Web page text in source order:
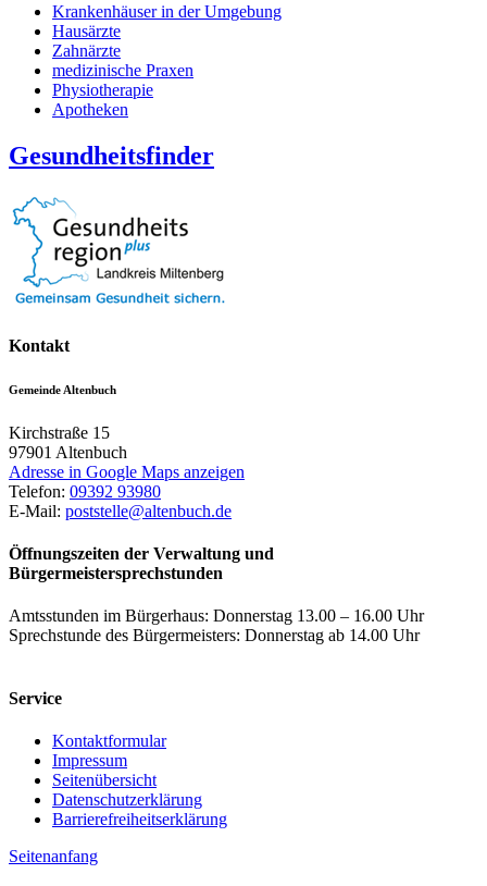
Krankenhäuser in der Umgebung
Hausärzte
Zahnärzte
medizinische Praxen
Physiotherapie
Apotheken
Gesundheitsfinder
Kontakt
Gemeinde Altenbuch
Kirchstraße 15
97901 Altenbuch
Adresse in Google Maps anzeigen
Telefon: 09392 93980
E-Mail: poststelle@altenbuch.de
Öffnungszeiten der Verwaltung und
Bürgermeistersprechstunden
Amtsstunden im Bürgerhaus: Donnerstag 13.00 – 16.00 Uhr
Sprechstunde des Bürgermeisters: Donnerstag ab 14.00 Uhr
Service
Kontaktformular
Impressum
Seitenübersicht
Datenschutzerklärung
Barrierefreiheitserklärung
Seitenanfang